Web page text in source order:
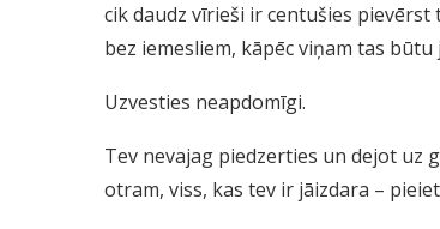
cik daudz vīrieši ir centušies
bez iemesliem, kāpēc viņam tas būtu
Uzvesties neapdomīgi.
Tev nevajag piedzerties un dejot uz
otram, viss, kas tev ir jāizdara –